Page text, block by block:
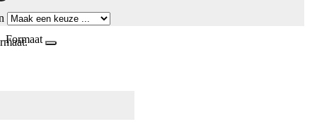
Formaat